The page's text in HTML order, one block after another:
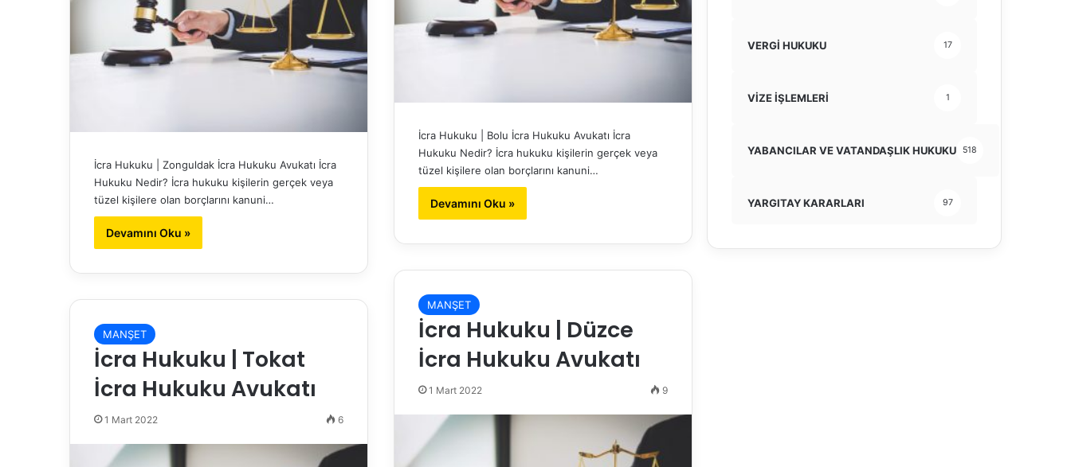
İcra Hukuku | Zonguldak İcra Hukuku Avukatı İcra
Hukuku Nedir? İcra hukuku kişilerin gerçek veya
tüzel kişilere olan borçlarını kanuni…
Devamını Oku »
İcra Hukuku | Bolu İcra Hukuku Avukatı İcra
Hukuku Nedir? İcra hukuku kişilerin gerçek veya
tüzel kişilere olan borçlarını kanuni…
Devamını Oku »
MANŞET
İcra Hukuku | Düzce
İcra Hukuku Avukatı
1 Mart 2022 9
MANŞET
İcra Hukuku | Tokat
İcra Hukuku Avukatı
1 Mart 2022 6
VERGİ HUKUKU 17
VİZE İŞLEMLERİ 1
YABANCILAR VE VATANDAŞLIK HUKUKU 518
YARGITAY KARARLARI 97